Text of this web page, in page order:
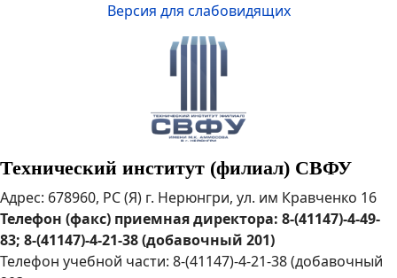
Версия для слабовидящих
Технический институт (филиал) СВФУ
Адрес: 678960, РС (Я) г. Нерюнгри, ул. им Кравченко 16
Телефон (факс) приемная директора: 8-(41147)-4-49-
83; 8-(41147)-4-21-38 (добавочный 201)
Телефон учебной части: 8-(41147)-4-21-38 (добавочный